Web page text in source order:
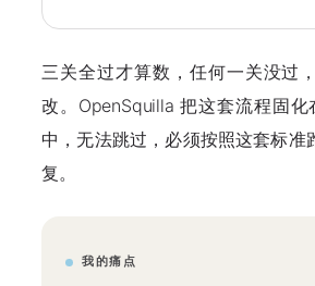
三关全过才算数，任何一关没过
改。OpenSquilla 把这套流程固
中，无法跳过 ，必须按照这套标准
复。
我的痛点